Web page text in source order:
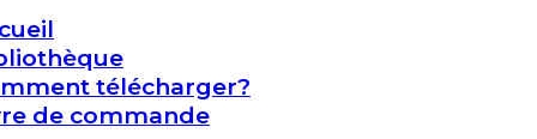
télécharger?
de commande